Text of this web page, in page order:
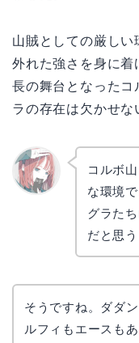
山賊としての厳し
外れた強さを身に着
長の舞台となったコ
ラの存在は欠かせな
コルボ
な環境
グラた
だと思う
そうですね。ダダ
ルフィもエースも